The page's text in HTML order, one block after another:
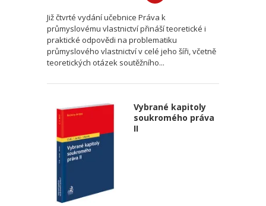
Již čtvrté vydání učebnice Práva k
průmyslovému vlastnictví přináší teoretické i
praktické odpovědi na problematiku
průmyslového vlastnictví v celé jeho šíři, včetně
teoretických otázek soutěžního...
Vybrané kapitoly
soukromého práva
II